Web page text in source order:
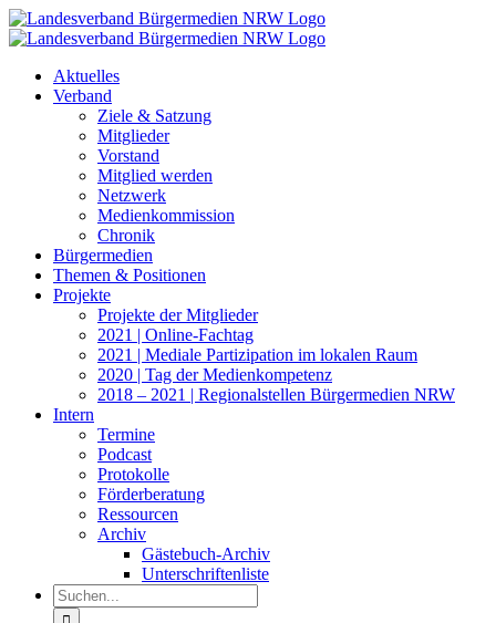
Zum
Inhalt
Aktuelles
Verband
Ziele & Satzung
Mitglieder
Vorstand
Mitglied werden
Netzwerk
Medienkommission
Chronik
Bürgermedien
Themen & Positionen
Projekte
Projekte der Mitglieder
2021 | Online-Fachtag
2021 | Mediale Partizipation im lokalen Raum
2020 | Tag der Medienkompetenz
2018 – 2021 | Regionalstellen Bürgermedien NRW
Intern
Termine
Podcast
Protokolle
Förderberatung
Ressourcen
Archiv
Gästebuch-Archiv
Unterschriftenliste
Suche
nach: